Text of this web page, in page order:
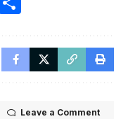
Leave a Comment